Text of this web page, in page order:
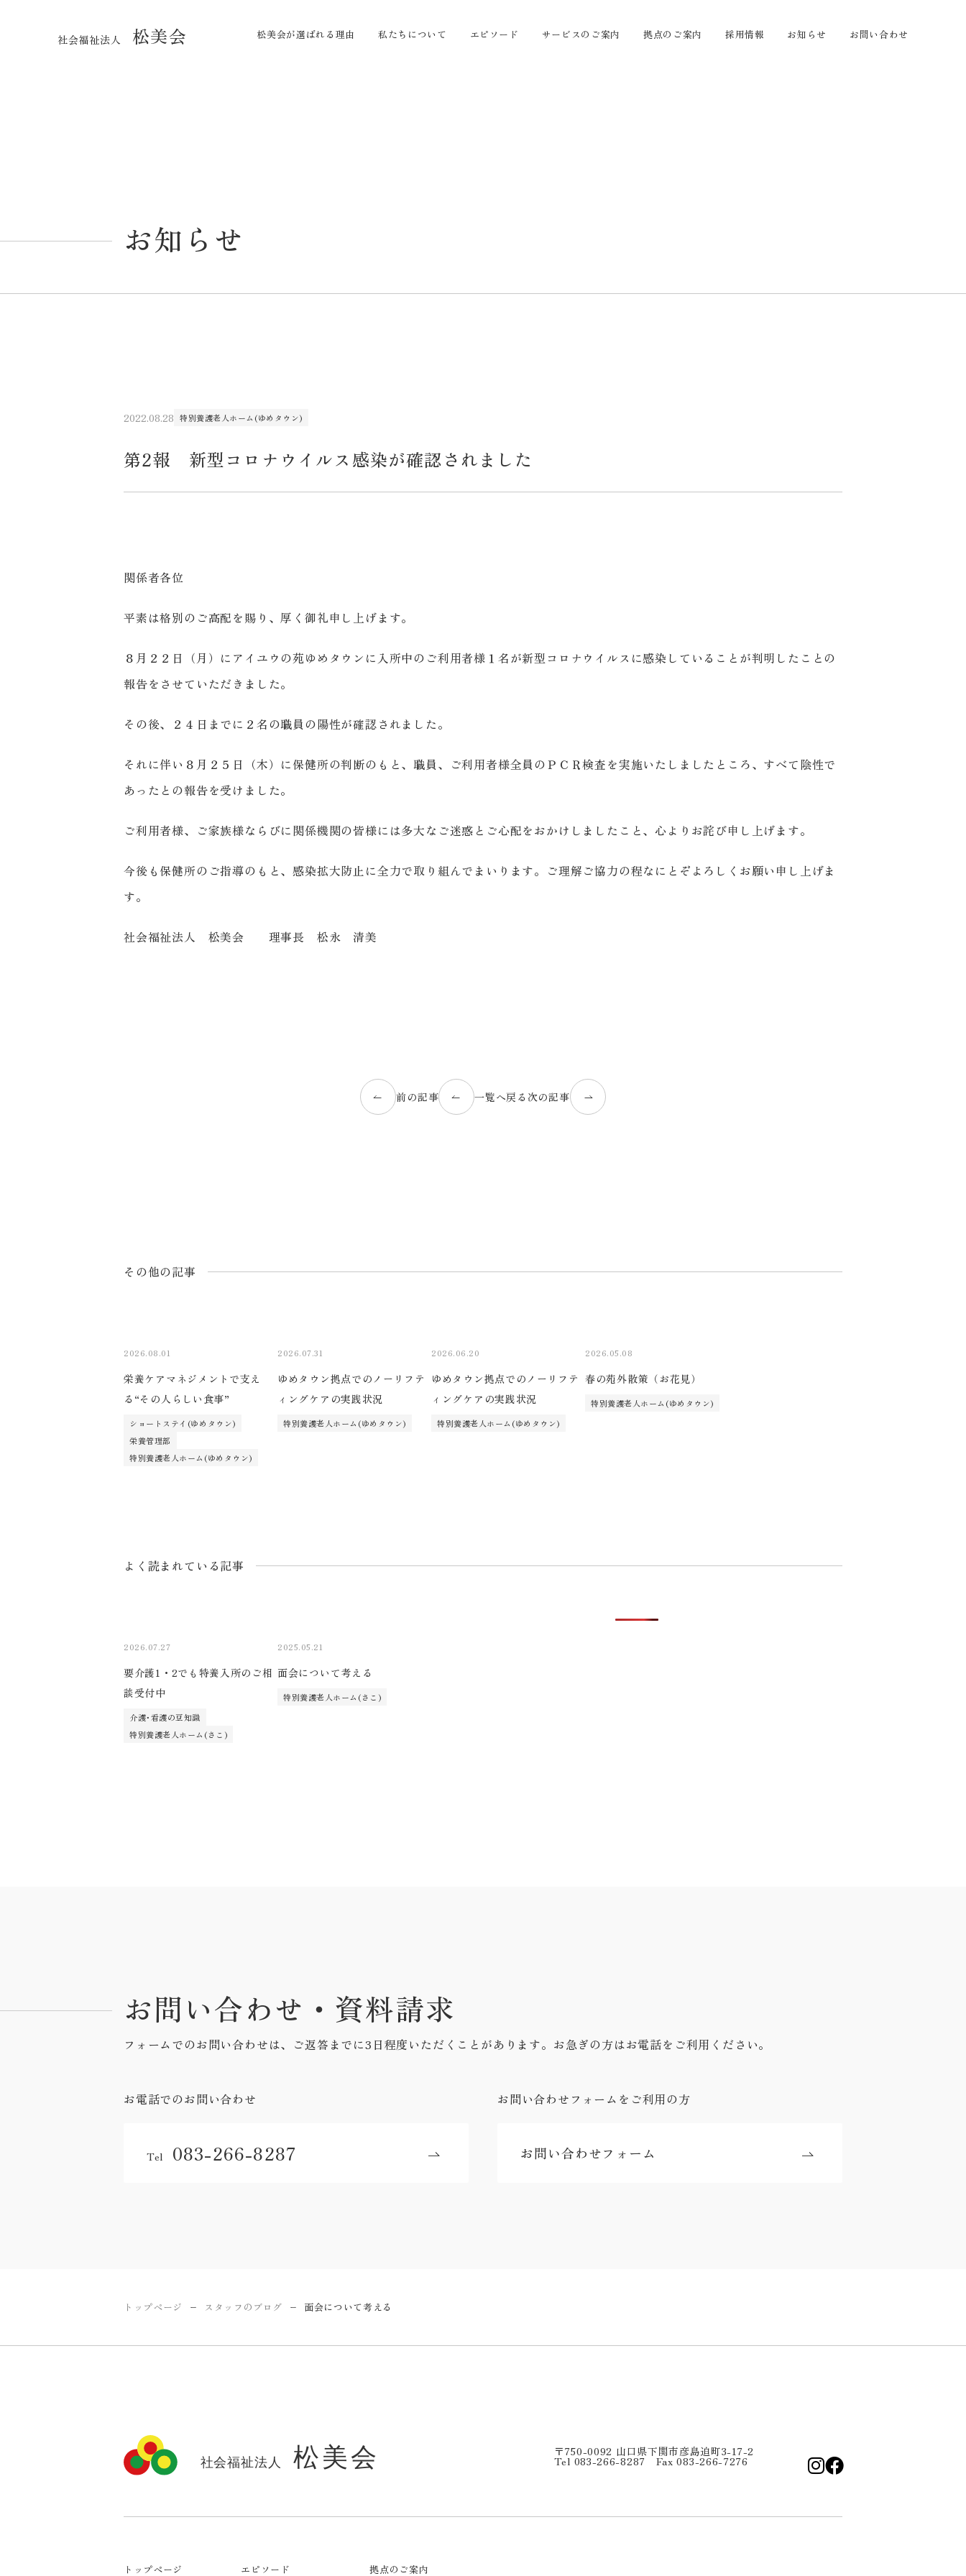
社会福祉法人 松美会 松美会が選ばれる理由 私たちについて エピソード サービスのご案内 拠点のご案内 採用情報 お知らせ お問い合わせ
お知らせ
2022.08.28 特別養護老人ホーム(ゆめタウン)
第2報 新型コロナウイルス感染が確認されました
関係者各位
平素は格別のご高配を賜り、厚く御礼申し上げます。
８月２２日（月）にアイユウの苑ゆめタウンに入所中のご利用者様１名が新型コロナウイルスに感染していることが判明したことの
報告をさせていただきました。
その後、２４日までに２名の職員の陽性が確認されました。
それに伴い８月２５日（木）に保健所の判断のもと、職員、ご利用者様全員のＰＣＲ検査を実施いたしましたところ、すべて陰性で
あったとの報告を受けました。
ご利用者様、ご家族様ならびに関係機関の皆様には多大なご迷惑とご心配をおかけしましたこと、心よりお詫び申し上げます。
今後も保健所のご指導のもと、感染拡大防止に全力で取り組んでまいります。ご理解ご協力の程なにとぞよろしくお願い申し上げま
す。
社会福祉法人 松美会 理事長 松永 清美
前の記事 一覧へ戻る 次の記事
その他の記事
2026.08.01
栄養ケアマネジメントで支え
る“その人らしい食事”
ショートステイ(ゆめタウン)
栄養管理部
特別養護老人ホーム(ゆめタウン)
2026.07.31
ゆめタウン拠点でのノーリフテ
ィングケアの実践状況
特別養護老人ホーム(ゆめタウン)
2026.06.20
ゆめタウン拠点でのノーリフテ
ィングケアの実践状況
特別養護老人ホーム(ゆめタウン)
2026.05.08
春の苑外散策（お花見）
特別養護老人ホーム(ゆめタウン)
よく読まれている記事
2026.07.27
要介護1・2でも特養入所のご相
談受付中
介護･看護の豆知識
特別養護老人ホーム(さこ)
2025.05.21
面会について考える
特別養護老人ホーム(さこ)
お問い合わせ ・資料請求
フォームでのお問い合わせは、ご返答までに3日程度いただくことがあります。お急ぎの方はお電話をご利用ください。
お電話でのお問い合わせ
Tel 083-266-8287
お問い合わせフォームをご利用の方
お問い合わせフォーム
トップページ ー スタッフのブログ ー 面会について考える
〒750-0092 山口県下関市彦島迫町3-17-2
Tel 083-266-8287 Fax 083-266-7276
トップページ エピソード 拠点のご案内